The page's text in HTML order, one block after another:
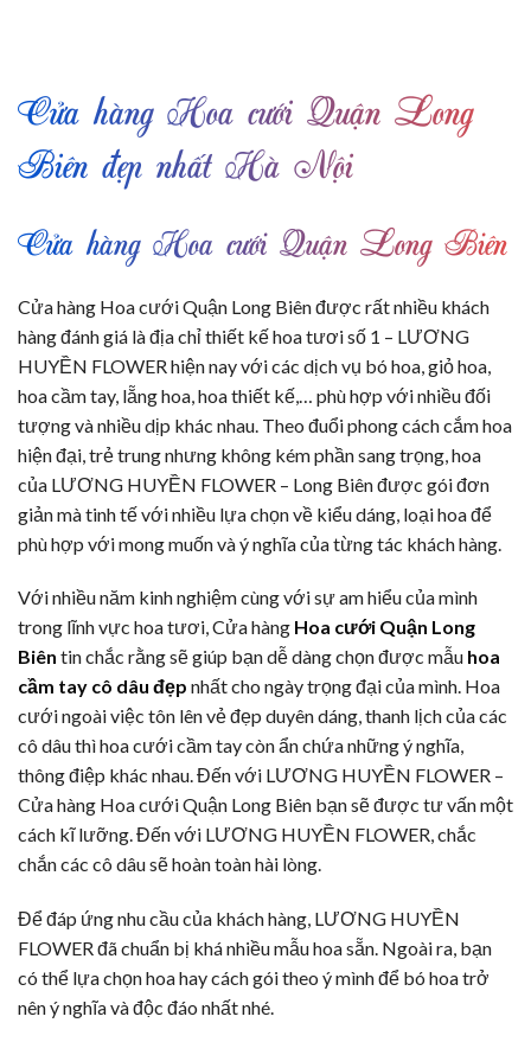
Cửa hàng Hoa cưới Quận Long
Biên đẹp nhất Hà Nội
Cửa hàng Hoa cưới Quận Long Biên
Cửa hàng Hoa cưới Quận Long Biên được rất nhiều khách
hàng đánh giá là địa chỉ thiết kế hoa tươi số 1 – LƯƠNG
HUYỀN FLOWER hiện nay với các dịch vụ bó hoa, giỏ hoa,
hoa cầm tay, lẵng hoa, hoa thiết kế,… phù hợp với nhiều đối
tượng và nhiều dịp khác nhau. Theo đuổi phong cách cắm hoa
hiện đại, trẻ trung nhưng không kém phần sang trọng, hoa
của LƯƠNG HUYỀN FLOWER – Long Biên được gói đơn
giản mà tinh tế với nhiều lựa chọn về kiểu dáng, loại hoa để
phù hợp với mong muốn và ý nghĩa của từng tác khách hàng.
Với nhiều năm kinh nghiệm cùng với sự am hiểu của mình
trong lĩnh vực hoa tươi, Cửa hàng Hoa cưới Quận Long
Biên tin chắc rằng sẽ giúp bạn dễ dàng chọn được mẫu hoa
cầm tay cô dâu đẹp nhất cho ngày trọng đại của mình. Hoa
cưới ngoài việc tôn lên vẻ đẹp duyên dáng, thanh lịch của các
cô dâu thì hoa cưới cầm tay còn ẩn chứa những ý nghĩa,
thông điệp khác nhau. Đến với LƯƠNG HUYỀN FLOWER –
Cửa hàng Hoa cưới Quận Long Biên bạn sẽ được tư vấn một
cách kĩ lưỡng. Đến với LƯƠNG HUYỀN FLOWER, chắc
chắn các cô dâu sẽ hoàn toàn hài lòng.
Để đáp ứng nhu cầu của khách hàng, LƯƠNG HUYỀN
FLOWER đã chuẩn bị khá nhiều mẫu hoa sẵn. Ngoài ra, bạn
có thể lựa chọn hoa hay cách gói theo ý mình để bó hoa trở
nên ý nghĩa và độc đáo nhất nhé.